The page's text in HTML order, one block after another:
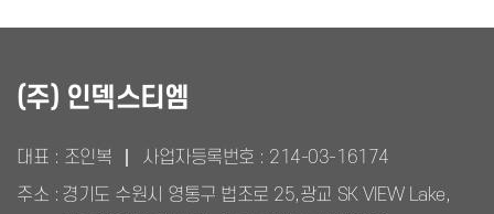
(주) 인덱스티엠
대표 : 조인복 사업자등록번호 : 214-03-16174
주소 : 경기도 수원시 영통구 법조로 25,광교 SK VIEW Lake,